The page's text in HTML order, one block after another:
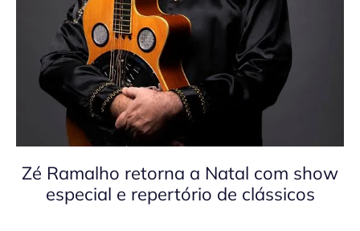
Zé Ramalho retorna a Natal com show
especial e repertório de clássicos